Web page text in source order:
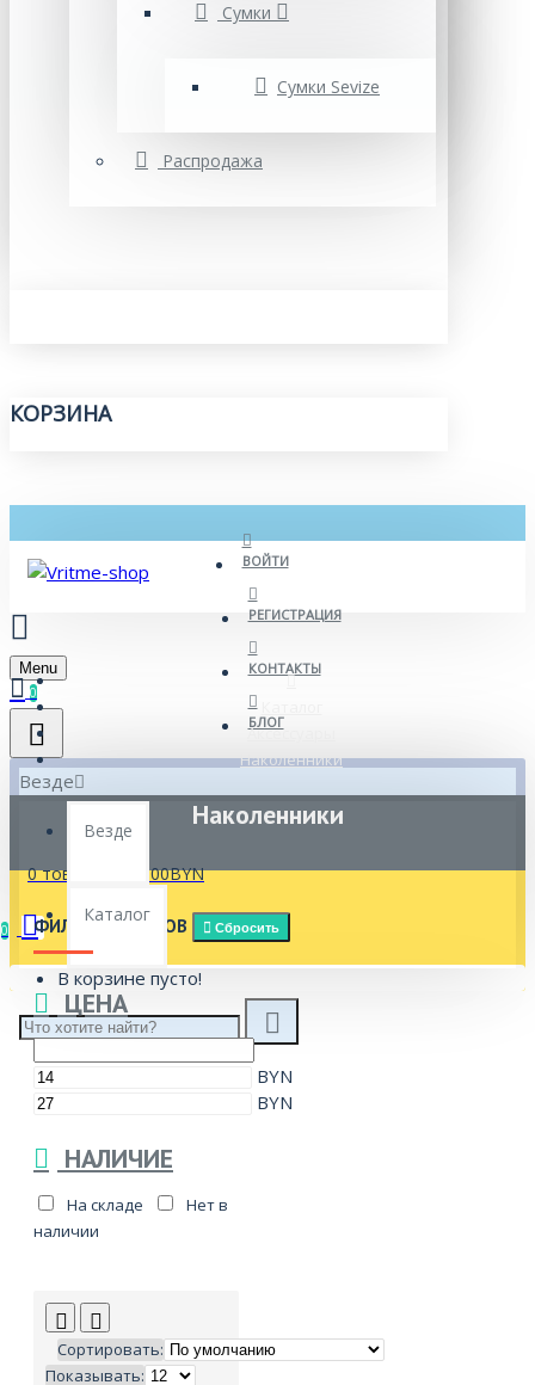
Сумки
Cумки Sevize
Распродажа
КОРЗИНА
ВОЙТИ
РЕГИСТРАЦИЯ
КОНТАКТЫ
БЛОГ
Menu
0
Везде
Везде
Каталог
0 товар(ов) - 0.00BYN
0
В корзине пусто!
Аксессуары
Наколенники
Наколенники
ФИЛЬТР ТОВАРОВ Сбросить
ЦЕНА
BYN
BYN
НАЛИЧИЕ
На складе
Нет в
наличии
Сортировать:
Показывать: